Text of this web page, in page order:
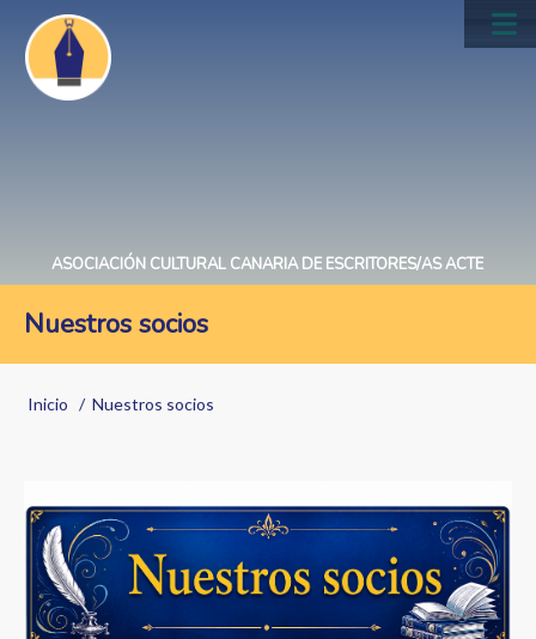
Pasar
contenido
principal
ASOCIACIÓN CULTURAL CANARIA DE ESCRITORES/AS ACTE
Nuestros socios
Sobrescribir
ayuda
a
la
navegación
Inicio Nuestros socios